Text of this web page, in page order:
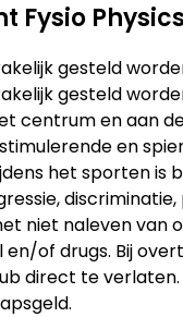
Fysio
gesteld
gesteld
centrum en aan
en
het sporten is
niet naleven van
of drugs. Bij
direct te